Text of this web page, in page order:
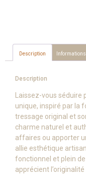
Description
Description
Laissez-vous
unique, inspiré par la
tressage original et
charme naturel et
affaires ou apporter
allie esthétique
fonctionnel et plein
apprécient